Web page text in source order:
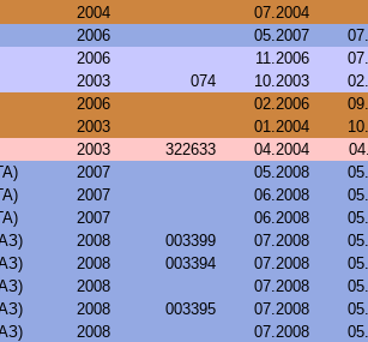
2004
07.2004
2006 05.2007
2006 11.2006
2003 074 10.2003
2006 02.2006
2003 01.2004
2003 322633 04.2004
2007 05.2008
2007 06.2008
2007 06.2008
2008 003399 07.2008
2008 003394 07.2008
2008 07.2008
2008 003395 07.2008
2008 07.2008